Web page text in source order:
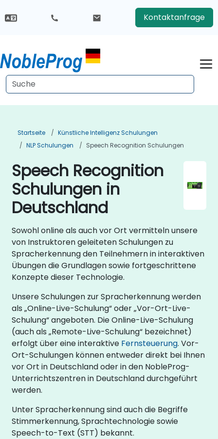
Kontaktanfrage
Startseite
Künstliche Intelligenz Schulungen
NLP Schulungen
Speech Recognition Schulungen
Speech Recognition
Schulungen in
Deutschland
Sowohl online als auch vor Ort vermitteln unsere
von Instruktoren geleiteten Schulungen zu
Spracherkennung den Teilnehmern in interaktiven
Übungen die Grundlagen sowie fortgeschrittene
Konzepte dieser Technologie.
Unsere Schulungen zur Spracherkennung werden
als „Online-Live-Schulung“ oder „Vor-Ort-Live-
Schulung“ angeboten. Die Online-Live-Schulung
(auch als „Remote-Live-Schulung“ bezeichnet)
erfolgt über eine interaktive Fernsteuerung. Vor-
Ort-Schulungen können entweder direkt bei Ihnen
vor Ort in Deutschland oder in den NobleProg-
Unterrichtszentren in Deutschland durchgeführt
werden.
Unter Spracherkennung sind auch die Begriffe
Stimmerkennung, Sprachtechnologie sowie
Speech-to-Text (STT) bekannt.